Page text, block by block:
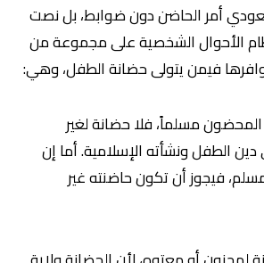
أمر الحاضن دون ضوابط، بل نصت
من نظام الأحوال الشخصية على مجموعة من
فيمن يتولى حضانة الطفل، وهي:
مسلماً، فلا حضانة لغير
الطفل ونشأته الإسلامية. أما إن
فيجوز أن تكون حاضنته غير